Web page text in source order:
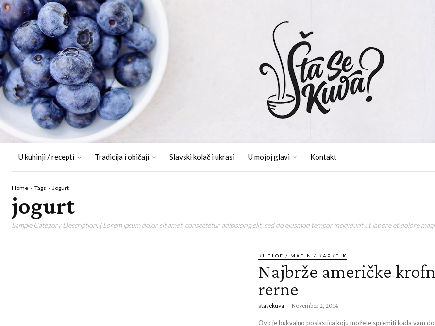
U kuhinji / recepti Tradicija i običaji Slavski kolač i ukrasi U mojoj glavi Kontakt
Home Tags Jogurt
jogurt
Sample Category Description. ( Lorem ipsum dolor sit amet, consectetur adipisicing elit, sed do eiusmod tempor incididunt ut labore et dolore
KUGLOF / MAFIN / KAPKEJK
Najbrže američke
rerne
stasekuva - November 2, 2014
Ovo je bukvalno poslastica koju možete spremiti kada vam